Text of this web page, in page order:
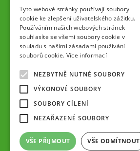
Tyto webové stránky používají soubory
cookie ke zlepšení uživatelského zážitku.
Používáním našich webových stránek
souhlasíte se všemi soubory cookie v
souladu s našimi zásadami používání
souborů cookie. Více informací
NEZBYTNĚ NUTNÉ SOUBORY
VÝKONOVÉ SOUBORY
SOUBORY CÍLENÍ
NEZAŘAZENÉ SOUBORY
VŠE PŘIJMOUT VŠE ODMÍTNOUT